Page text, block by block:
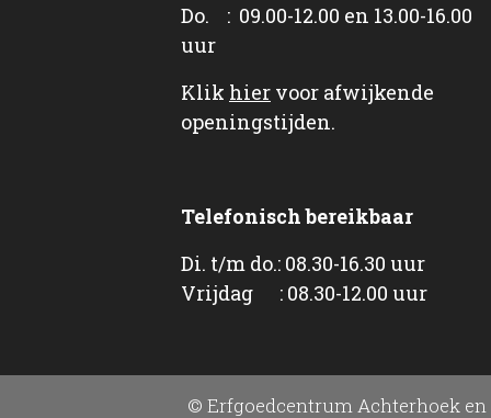
Do. : 09.00-12.00 en 13.00-16.00
uur
Klik hier voor afwijkende
openingstijden.
Telefonisch bereikbaar
Di. t/m do.: 08.30-16.30 uur
Vrijdag : 08.30-12.00 uur
© Erfgoedcentrum Achterhoek en